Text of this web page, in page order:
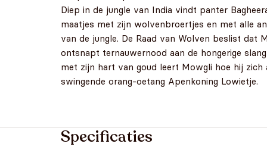
Diep in de jungle van India vindt panter
maatjes met zijn wolvenbroertjes en met alle
van de jungle. De Raad van Wolven beslist dat
ontsnapt ternauwernood aan de hongerige
met zijn hart van goud leert Mowgli hoe hij zich
swingende orang-oetang Apenkoning Lowietje.
Specificaties